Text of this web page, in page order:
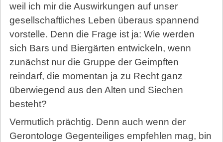
weil ich mir die Auswirkungen auf unser
gesellschaftliches Leben überaus spannend
vorstelle. Denn die Frage ist ja: Wie werden
sich Bars und Biergärten entwickeln, wenn
zunächst nur die Gruppe der Geimpften
reindarf, die momentan ja zu Recht ganz
überwiegend aus den Alten und Siechen
besteht?
Vermutlich prächtig. Denn auch wenn der
Gerontologe Gegenteiliges empfehlen mag, bin